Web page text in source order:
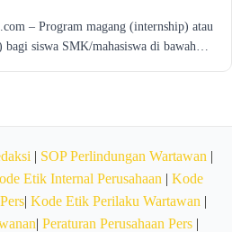
– Program magang (internship) atau
siswa SMK/mahasiswa di bawah…
| SOP Perlindungan Wartawan |
Etik Internal Perusahaan | Kode
| Kode Etik Perilaku Wartawan |
| Peraturan Perusahaan Pers|